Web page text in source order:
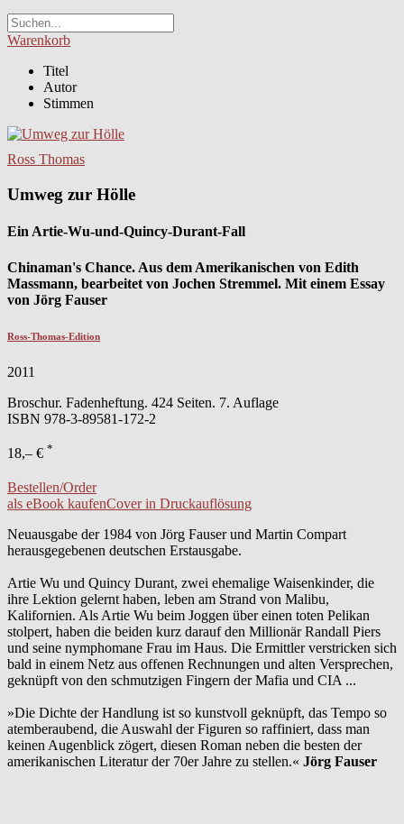
Warenkorb
Titel
Autor
Stimmen
Ross Thomas
Umweg zur Hölle
Ein Artie-Wu-und-Quincy-Durant-Fall
Chinaman's Chance. Aus dem Amerikanischen von Edith
Massmann, bearbeitet von Jochen Stremmel. Mit einem Essay
von Jörg Fauser
Ross-Thomas-Edition
2011
Broschur. Fadenheftung. 424 Seiten. 7. Auflage
ISBN 978-3-89581-172-2
18,– € *
Bestellen/Order
als eBook kaufenCover in Druckauflösung
Neuausgabe der 1984 von Jörg Fauser und Martin Compart
herausgegebenen deutschen Erstausgabe.
Artie Wu und Quincy Durant, zwei ehemalige Waisenkinder, die
ihre Lektion gelernt haben, leben am Strand von Malibu,
Kalifornien. Als Artie Wu beim Joggen über einen toten Pelikan
stolpert, haben die beiden kurz darauf den Millionär Randall Piers
und seine nymphomane Frau im Haus. Die Ermittler verstricken sich
bald in einem Netz aus offenen Rechnungen und alten Versprechen,
geknüpft von den schmutzigen Fingern der Mafia und CIA ...
»Die Dichte der Handlung ist so kunstvoll geknüpft, das Tempo so
atemberaubend, die Auswahl der Figuren so raffiniert, dass man
keinen Augenblick zögert, diesen Roman neben die besten der
amerikanischen Literatur der 70er Jahre zu stellen.« Jörg Fauser